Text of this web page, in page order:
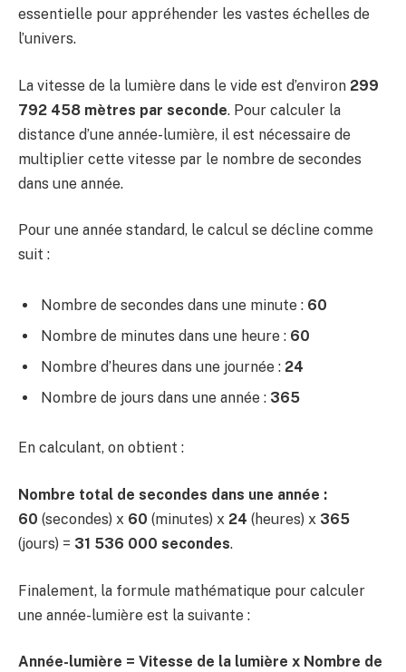
essentielle pour appréhender les vastes échelles de
l’univers.
La vitesse de la lumière dans le vide est d’environ 299
792 458 mètres par seconde. Pour calculer la
distance d’une année-lumière, il est nécessaire de
multiplier cette vitesse par le nombre de secondes
dans une année.
Pour une année standard, le calcul se décline comme
suit :
Nombre de secondes dans une minute : 60
Nombre de minutes dans une heure : 60
Nombre d’heures dans une journée : 24
Nombre de jours dans une année : 365
En calculant, on obtient :
Nombre total de secondes dans une année :
60 (secondes) x 60 (minutes) x 24 (heures) x 365
(jours) = 31 536 000 secondes.
Finalement, la formule mathématique pour calculer
une année-lumière est la suivante :
Année-lumière = Vitesse de la lumière x Nombre de